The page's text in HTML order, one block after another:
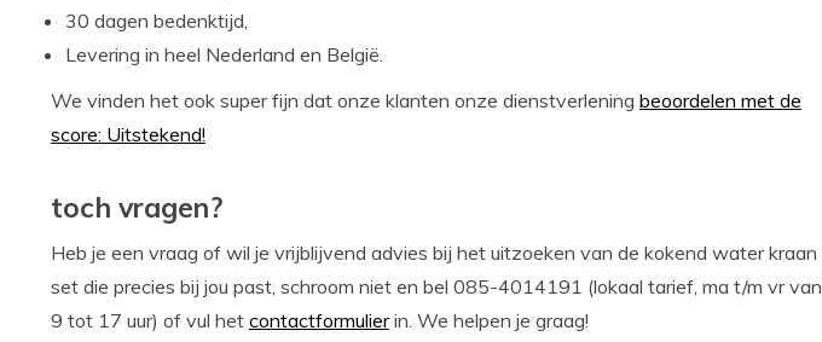
30 dagen bedenktijd,
Levering in heel Nederland en België.
We vinden het ook super fijn dat onze klanten onze dienstverlening beoordelen met de
score: Uitstekend!
toch vragen?
Heb je een vraag of wil je vrijblijvend advies bij het uitzoeken van de kokend water kraan
set die precies bij jou past, schroom niet en bel 085-4014191 (lokaal tarief, ma t/m vr van
9 tot 17 uur) of vul het contactformulierin. We helpen je graag!